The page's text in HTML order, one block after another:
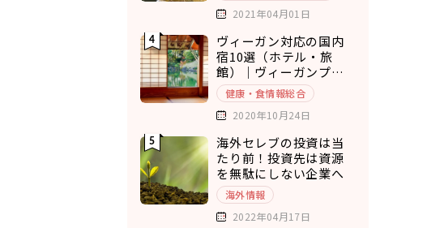
2021年04月01日
ヴィーガン対応の国内
宿10選（ホテル・旅
館）｜ヴィーガンプラ
ンもあり◎
健康・食情報総合
2020年10月24日
海外セレブの投資は当
たり前！投資先は資源
を無駄にしない企業へ
海外情報
2022年04月17日